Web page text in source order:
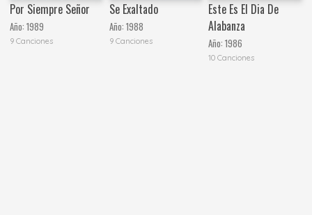
Por Siempre Señor
Año:1989
9 Canciones
Se Exaltado
Año: 1988
9 Canciones
Este Es El Dia De
Alabanza
Año:1986
10 Canciones